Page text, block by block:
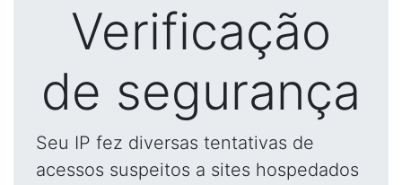
Verificação
de segurança
Seu IP fez diversas tentativas de
acessos suspeitos a sites hospedados